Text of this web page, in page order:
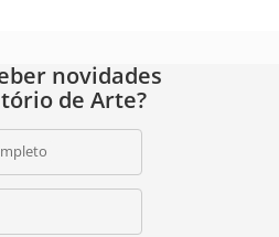
novidades
de Arte?